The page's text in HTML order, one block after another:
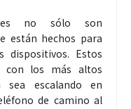
no sólo son
están hechos para
Estos
con los más altos
sea escalando en
de camino al